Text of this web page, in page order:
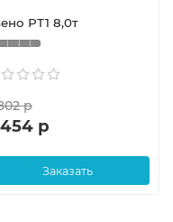
РТ1 8,0т
р
р
Заказать